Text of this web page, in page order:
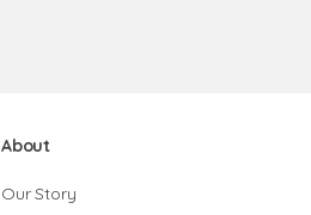
About
Our Story